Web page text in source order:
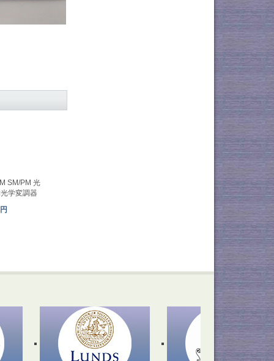
SM/PM 光
学変調器